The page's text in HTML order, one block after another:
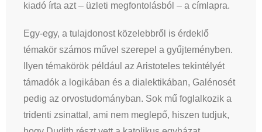
kiadó írta azt – üzleti megfontolásból – a címlapra.
Egy-egy, a tulajdonost közelebbről is érdeklő
témakör számos művel szerepel a gyűjteményben.
Ilyen témakörök például az Aristoteles tekintélyét
támadók a logikában és a dialektikában, Galénosét
pedig az orvostudományban. Sok mű foglalkozik a
tridenti zsinattal, ami nem meglepő, hiszen tudjuk,